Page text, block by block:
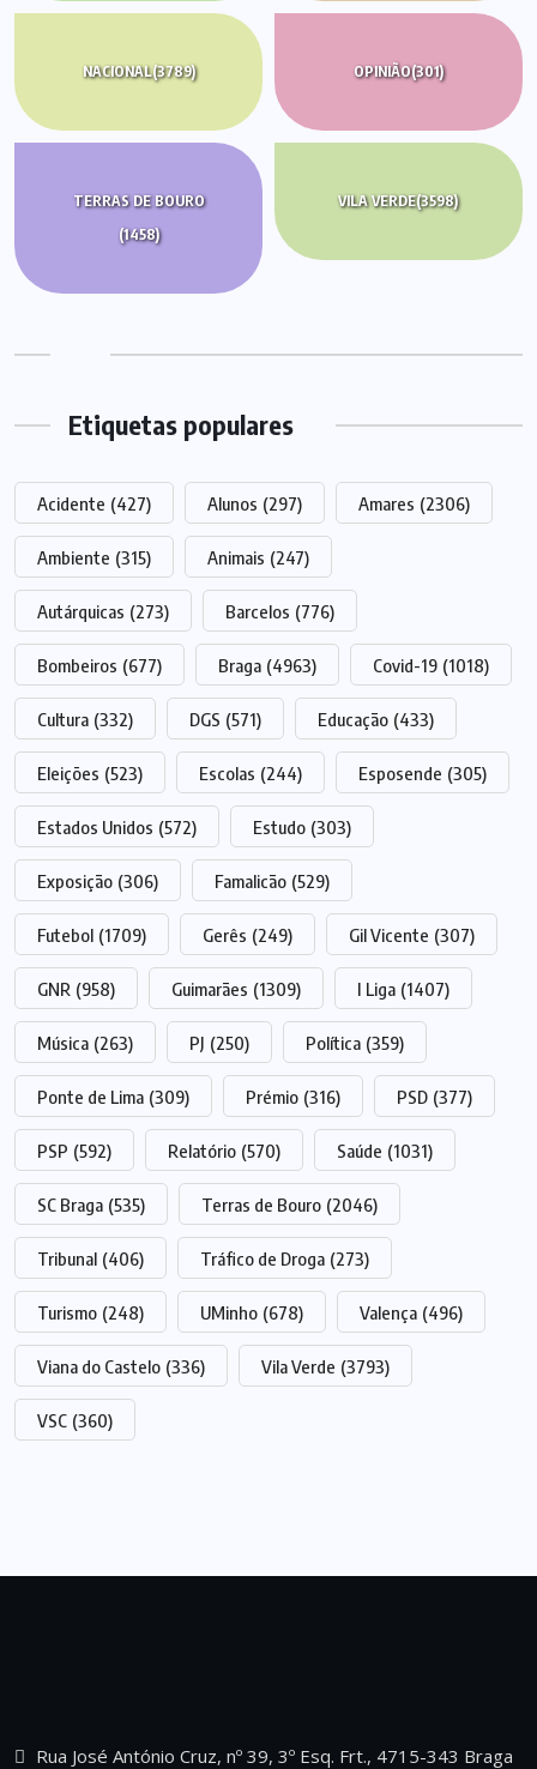
NACIONAL(3789) OPINIÃO(301)
TERRAS DE BOURO
(1458)
VILA VERDE(3598)
Etiquetas populares
Acidente (427) Alunos (297) Amares (2306)
Ambiente (315) Animais (247)
Autárquicas (273) Barcelos (776)
Bombeiros (677) Braga (4963) Covid-19 (1018)
Cultura (332) DGS (571) Educação (433)
Eleições (523) Escolas (244) Esposende (305)
Estados Unidos (572) Estudo (303)
Exposição (306) Famalicão (529)
Futebol (1709) Gerês (249) Gil Vicente (307)
GNR (958) Guimarães (1309) I Liga (1407)
Música (263) PJ (250) Política (359)
Ponte de Lima (309) Prémio (316) PSD (377)
PSP (592) Relatório (570) Saúde (1031)
SC Braga (535) Terras de Bouro (2046)
Tribunal (406) Tráfico de Droga (273)
Turismo (248) UMinho (678) Valença (496)
Viana do Castelo (336) Vila Verde (3793)
VSC (360)
Rua José António Cruz, nº 39, 3º Esq. Frt., 4715-343 Braga